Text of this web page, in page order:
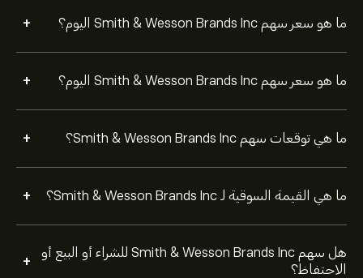
ما هو سعر سهم Smith & Wesson Brands Inc اليوم؟ +
ما هو سعر سهم Smith & Wesson Brands Inc اليوم؟ +
ما هي توقعات سهم Smith & Wesson Brands Inc؟ +
ما هي القيمة السوقية لـ Smith & Wesson Brands Inc؟ +
هل سهم Smith & Wesson Brands Inc للشراء أو البيع أو
الاحتفاظ؟
+